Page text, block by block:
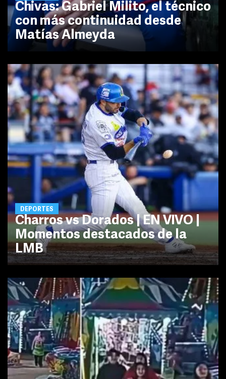
Chivas: Gabriel Milito, el técnico
con más continuidad desde
Matías Almeyda
DEPORTES
Charros vs Dorados | EN VIVO |
Momentos destacados de la
LMB